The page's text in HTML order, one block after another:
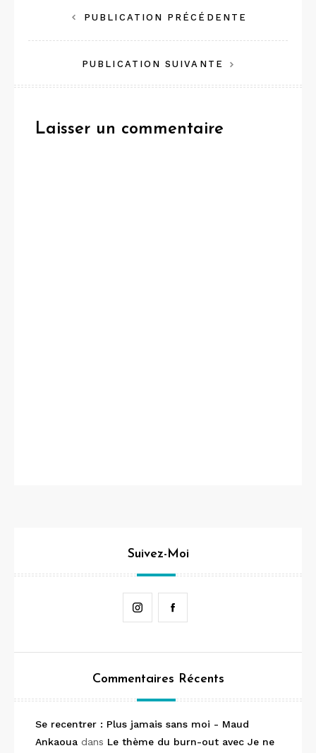
Navigation
de
l’article
PUBLICATION PRÉCÉDENTE
PUBLICATION SUIVANTE
Laisser un commentaire
Suivez-Moi
Instagram
Commentaires Récents
Se recentrer : Plus jamais sans moi - Maud
Ankaoua dans Le thème du burn-out avec Je ne